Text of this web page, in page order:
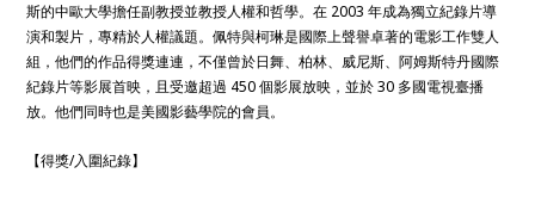
斯的中歐大學擔任副教授並教授人權和哲學。在 2003 年成為獨立紀錄片導
演和製片，專精於人權議題。佩特與柯琳是國際上聲譽卓著的電影工作雙人
組，他們的作品得獎連連，不僅曾於日舞、柏林、威尼斯、阿姆斯特丹國際
紀錄片等影展首映，且受邀超過 450 個影展放映，並於 30 多國電視臺播
放。他們同時也是美國影藝學院的會員。
【得獎/入圍紀錄】